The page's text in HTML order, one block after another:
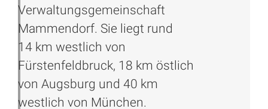
Verwaltungsgemeinschaft
Mammendorf. Sie liegt rund
14 km westlich von
Fürstenfeldbruck, 18 km östlich
von Augsburg und 40 km
westlich von München.